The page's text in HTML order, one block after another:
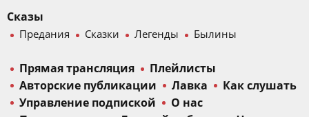
Сказы
Предания Сказки Легенды Былины
Прямая трансляция
Плейлисты
Авторские публикации
Лавка
Как слушать
Управление подпиской
О нас